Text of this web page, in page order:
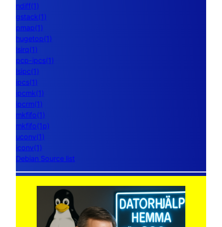
ndiff(1)
gstack(1)
pmap(1)
hugetop(1)
lsirq(1)
pcp-ipcs(1)
lsipc(1)
ipcs(1)
ipcmk(1)
ipcrm(1)
mkfifo(1)
mkfifo(1p)
uconv(1)
iconv(1)
Debian Source list